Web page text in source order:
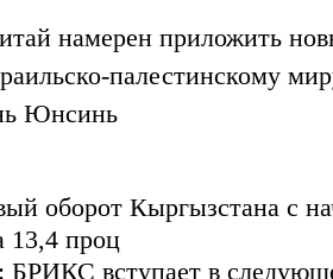
намерен приложить
палестинскому
Юнсинь
оборот Кыргызстана с
13,4 проц
БРИКС вступает в